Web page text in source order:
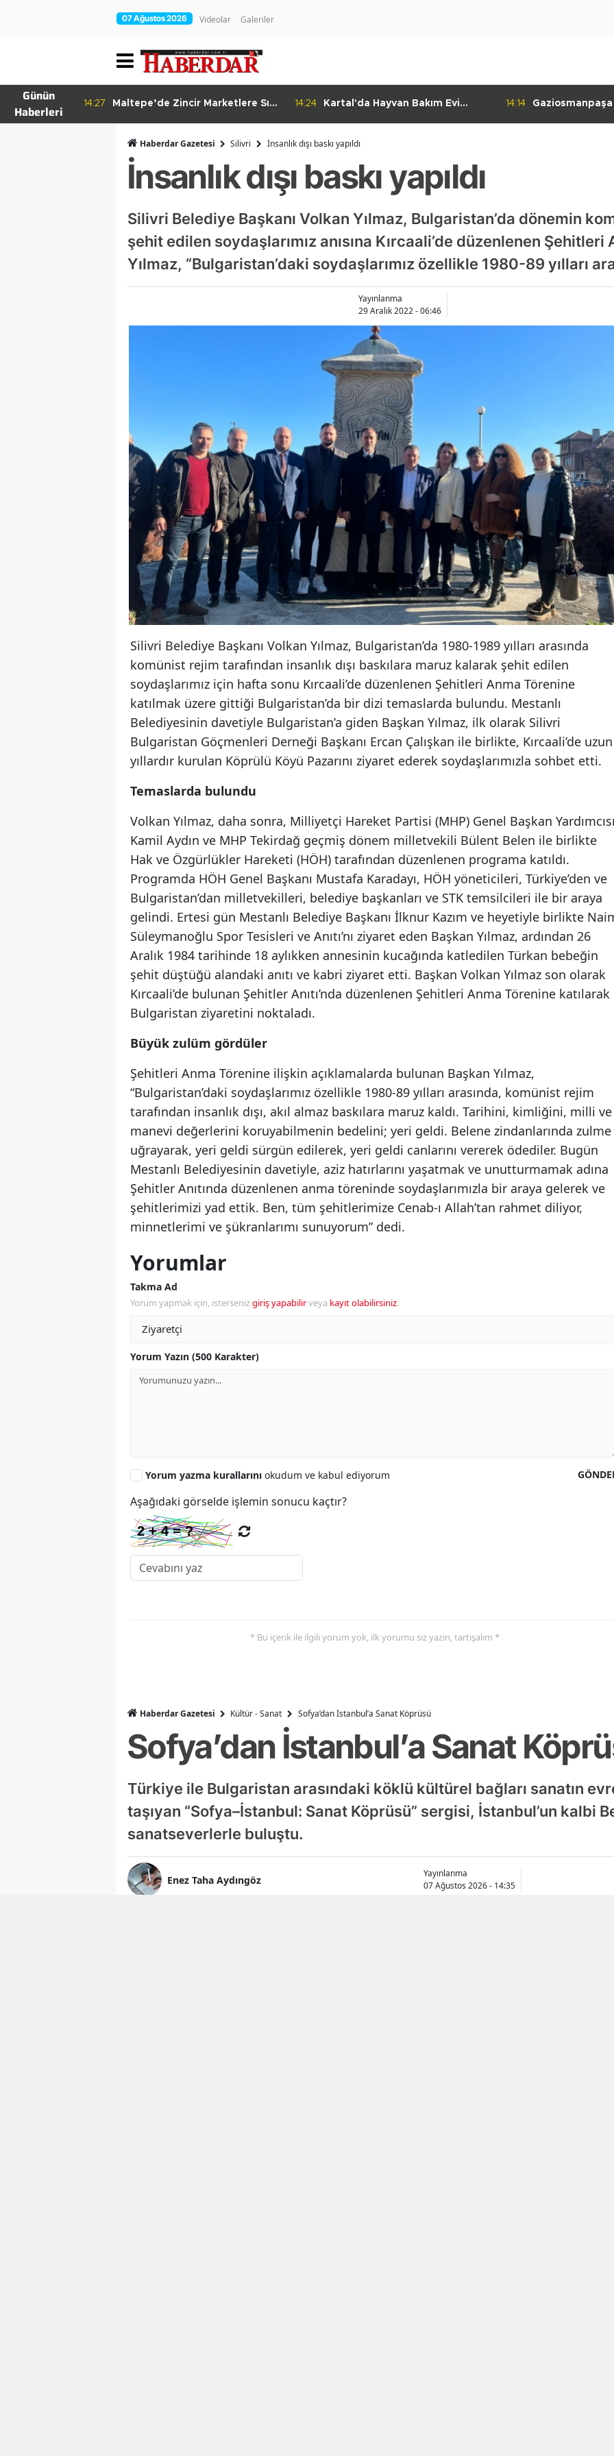
07 Ağustos 2026 Videolar Galeriler
Günün
Haberleri
14:27
Maltepe’de Zincir Marketlere Sıkı
14:24
Kartal'da Hayvan Bakım Evi
14:14
Haberdar Gazetesi Silivri İnsanlık dışı baskı yapıldı
İnsanlık dışı baskı yapıldı
Silivri Belediye Başkanı Volkan Yılmaz, Bulgaristan’da dönemin
şehit edilen soydaşlarımız anısına Kırcaali’de düzenlenen Şehitleri
Yılmaz, “Bulgaristan’daki soydaşlarımız özellikle 1980-89 yılları
Yayınlanma
29 Aralık 2022 - 06:46
Silivri Belediye Başkanı Volkan Yılmaz, Bulgaristan’da 1980-1989 yılları arasında
komünist rejim tarafından insanlık dışı baskılara maruz kalarak şehit edilen
soydaşlarımız için hafta sonu Kırcaali’de düzenlenen Şehitleri Anma Törenine
katılmak üzere gittiği Bulgaristan’da bir dizi temaslarda bulundu. Mestanlı
Belediyesinin davetiyle Bulgaristan’a giden Başkan Yılmaz, ilk olarak Silivri
Bulgaristan Göçmenleri Derneği Başkanı Ercan Çalışkan ile birlikte, Kırcaali’de uzun
yıllardır kurulan Köprülü Köyü Pazarını ziyaret ederek soydaşlarımızla sohbet etti.
Temaslarda bulundu
Volkan Yılmaz, daha sonra, Milliyetçi Hareket Partisi (MHP) Genel Başkan
Kamil Aydın ve MHP Tekirdağ geçmiş dönem milletvekili Bülent Belen ile birlikte
Hak ve Özgürlükler Hareketi (HÖH) tarafından düzenlenen programa katıldı.
Programda HÖH Genel Başkanı Mustafa Karadayı, HÖH yöneticileri, Türkiye’den ve
Bulgaristan’dan milletvekilleri, belediye başkanları ve STK temsilcileri ile bir araya
gelindi. Ertesi gün Mestanlı Belediye Başkanı İlknur Kazım ve heyetiyle birlikte
Süleymanoğlu Spor Tesisleri ve Anıtı’nı ziyaret eden Başkan Yılmaz, ardından 26
Aralık 1984 tarihinde 18 aylıkken annesinin kucağında katledilen Türkan bebeğin
şehit düştüğü alandaki anıtı ve kabri ziyaret etti. Başkan Volkan Yılmaz son olarak
Kırcaali’de bulunan Şehitler Anıtı’nda düzenlenen Şehitleri Anma Törenine katılarak
Bulgaristan ziyaretini noktaladı.
Büyük zulüm gördüler
Şehitleri Anma Törenine ilişkin açıklamalarda bulunan Başkan Yılmaz,
“Bulgaristan’daki soydaşlarımız özellikle 1980-89 yılları arasında, komünist rejim
tarafından insanlık dışı, akıl almaz baskılara maruz kaldı. Tarihini, kimliğini, milli ve
manevi değerlerini koruyabilmenin bedelini; yeri geldi. Belene zindanlarında zulme
uğrayarak, yeri geldi sürgün edilerek, yeri geldi canlarını vererek ödediler. Bugün
Mestanlı Belediyesinin davetiyle, aziz hatırlarını yaşatmak ve unutturmamak adına
Şehitler Anıtında düzenlenen anma töreninde soydaşlarımızla bir araya gelerek ve
şehitlerimizi yad ettik. Ben, tüm şehitlerimize Cenab-ı Allah’tan rahmet diliyor,
minnetlerimi ve şükranlarımı sunuyorum” dedi.
Yorumlar
Takma Ad
Yorum yapmak için, istersenizgiriş yapabilirveya kayıt olabilirsiniz.
Yorum Yazın (500 Karakter)
Yorum yazma kurallarını okudum ve kabul ediyorum
Aşağıdaki görselde işlemin sonucu kaçtır?
* Bu içerik ile ilgili yorum yok, ilk yorumu siz yazın, tartışalım *
Haberdar Gazetesi Kültür - Sanat Sofya’dan İstanbul’a Sanat Köprüsü
Sofya’dan İstanbul’a Sanat
Türkiye ile Bulgaristan arasındaki köklü kültürel bağları sanatın
taşıyan “Sofya–İstanbul: Sanat Köprüsü” sergisi, İstanbul’un kalbi
sanatseverlerle buluştu.
Enez Taha Aydıngöz
Yayınlanma
07 Ağustos 2026 - 14:35